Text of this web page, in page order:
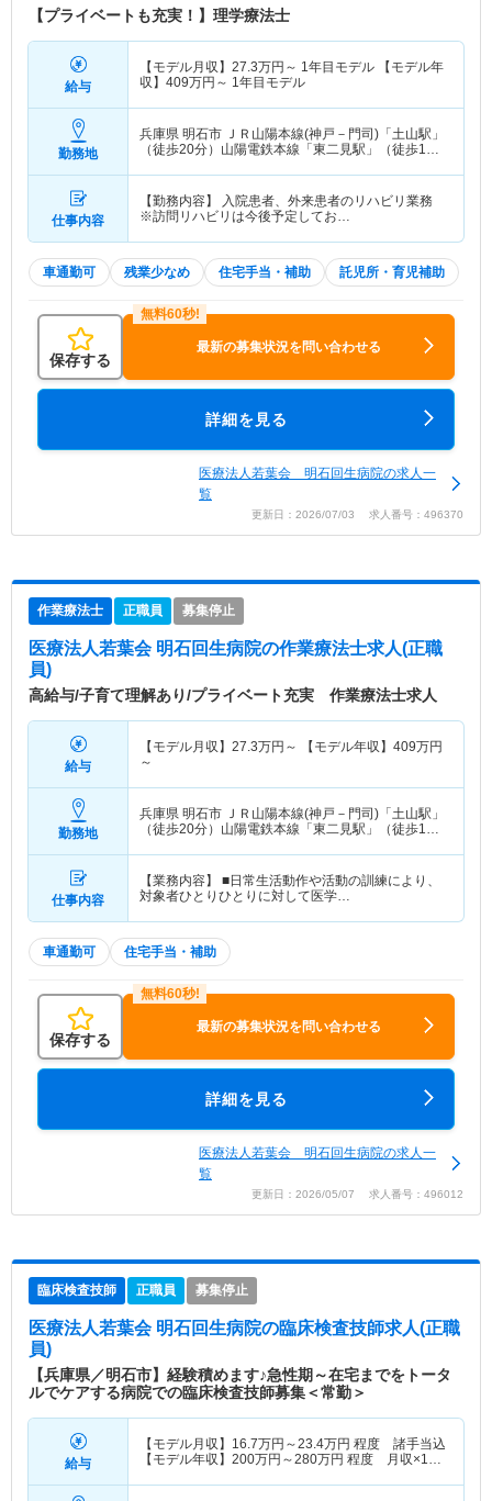
【プライベートも充実！】理学療法士
給与
【モデル月収】 27.3万円～ 1年目モデル 【モデル年
収】 409万円～ 1年目モデル
勤務地
兵庫県 明石市
ＪＲ山陽本線(神戸－門司)「土山駅」
（徒歩20分）山陽電鉄本線「東二見駅」（徒歩15
仕事内容
【勤務内容】 入院患者、外来患者のリハビリ業務
※訪問リハビリは今後予定してお…
車通勤可 残業少なめ 住宅手当・補助 託児所・育児補助
保存する
最新の募集状況を問い合わせる
詳細を見る
医療法人若葉会 明石回生病院の求人一
覧
更新日：2026/07/03 求人番号：496370
作業療法士 正職員 募集停止
医療法人若葉会 明石回生病院の作業療法士求人(正職
員)
高給与/子育て理解あり/プライベート充実 作業療法士求人
給与
【モデル月収】 27.3万円～ 【モデル年収】 409万円
～
勤務地
兵庫県 明石市
ＪＲ山陽本線(神戸－門司)「土山駅」
（徒歩20分）山陽電鉄本線「東二見駅」（徒歩15
仕事内容
【業務内容】 ■日常生活動作や活動の訓練により、
対象者ひとりひとりに対して医学…
車通勤可 住宅手当・補助
保存する
最新の募集状況を問い合わせる
詳細を見る
医療法人若葉会 明石回生病院の求人一
覧
更新日：2026/05/07 求人番号：496012
臨床検査技師 正職員 募集停止
医療法人若葉会 明石回生病院の臨床検査技師求人(正職
員)
【兵庫県／明石市】経験積めます♪急性期～在宅までをトータ
ルでケアする病院での臨床検査技師募集＜常勤＞
給与
【モデル月収】 16.7万円～23.4万円 程度 諸手当込
【モデル年収】 200万円～280万円 程度 月収×12